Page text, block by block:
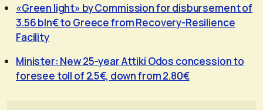
«Green light» by Commission for disbursement of
3.56 bln€ to Greece from Recovery-Resilience
Facility
Minister: New 25-year Attiki Odos concession to
foresee toll of 2.5€, down from 2.80€